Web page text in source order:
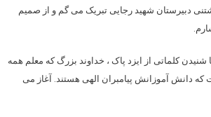
دبیرستان شهید رجایی تبریک می گم و از صمیم
شنیدن کلماتی از ایزد پاک ، خداوند بزرگ که معلم همه
دانش آموزانش پیامبران الهی هستند. آغاز می